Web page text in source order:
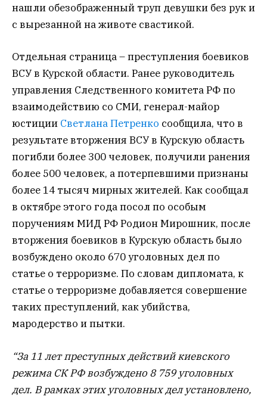
нашли обезображенный труп девушки без рук и
с вырезанной на животе свастикой.
Отдельная страница – преступления боевиков
ВСУ в Курской области. Ранее руководитель
управления Следственного комитета РФ по
взаимодействию со СМИ, генерал-майор
юстиции Светлана Петренко сообщила, что в
результате вторжения ВСУ в Курскую область
погибли более 300 человек, получили ранения
более 500 человек, а потерпевшими признаны
более 14 тысяч мирных жителей. Как сообщал
в октябре этого года посол по особым
поручениям МИД РФ Родион Мирошник, после
вторжения боевиков в Курскую область было
возбуждено около 670 уголовных дел по
статье о терроризме. По словам дипломата, к
статье о терроризме добавляется совершение
таких преступлений, как убийства,
мародерство и пытки.
“За 11 лет преступных действий киевского
режима СК РФ возбуждено 8 759 уголовных
дел. В рамках этих уголовных дел установлено,